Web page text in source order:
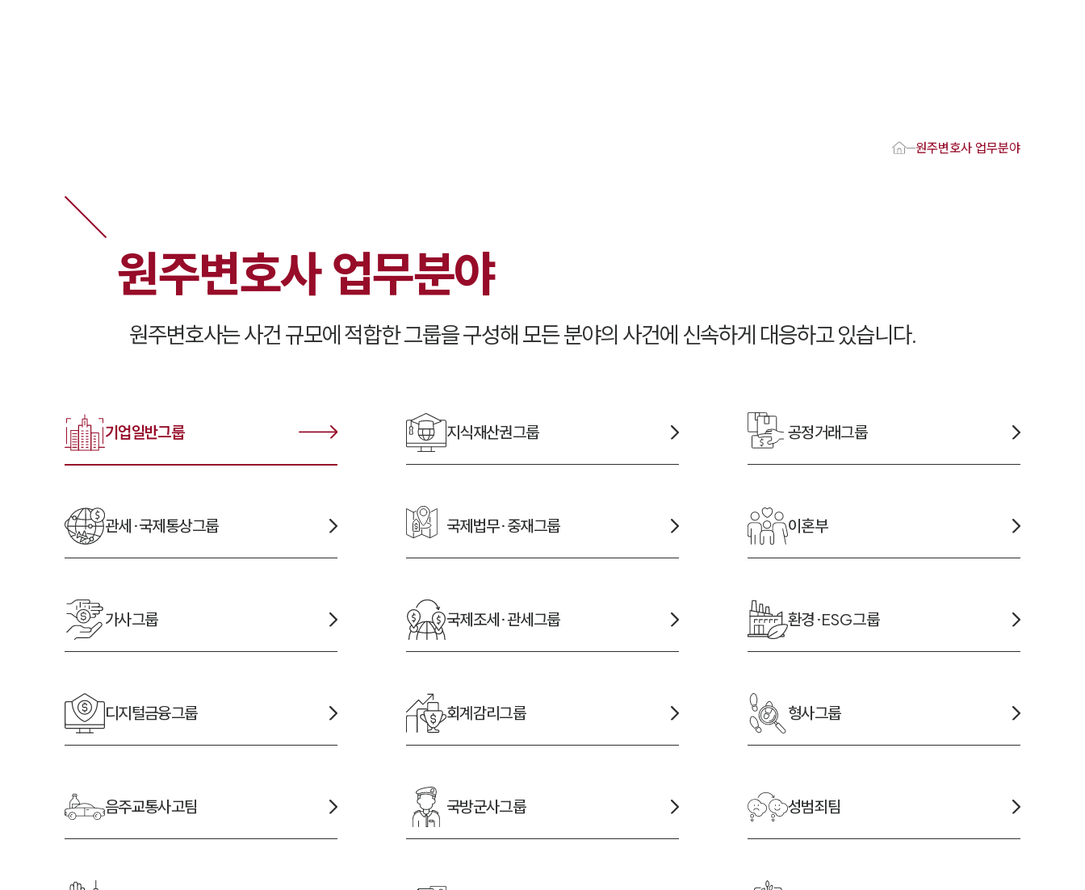
원주 분사무소 오시는 길
1800-7905
원주변호사 업무분야
원주변호사 업무분야
원주변호사는 사건 규모에 적합한 그룹을 구성해 모든 분야의 사건에 신속하게 대응하고 있습니다.
기업일반그룹 지식재산권그룹 공정거래그룹
관세·국제통상그룹 국제법무·중재그룹 이혼부
가사그룹 국제조세·관세그룹 환경·ESG그룹
디지털금융그룹 회계감리그룹 형사그룹
음주교통사고팀 국방군사그룹 성범죄팀